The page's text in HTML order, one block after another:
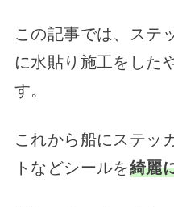
この記事では、ステ
に水貼り施工をした
す。
これから船にステッ
トなどシールを綺麗